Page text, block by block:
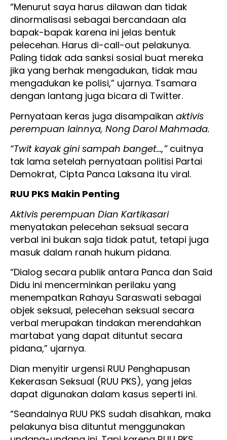
“Menurut saya harus dilawan dan tidak
dinormalisasi sebagai bercandaan ala
bapak-bapak karena ini jelas bentuk
pelecehan. Harus di-call-out pelakunya.
Paling tidak ada sanksi sosial buat mereka
jika yang berhak mengadukan, tidak mau
mengadukan ke polisi,” ujarnya. Tsamara
dengan lantang juga bicara di Twitter.
Pernyataan keras juga disampaikan aktivis
perempuan lainnya, Nong Darol Mahmada.
“Twit kayak gini sampah banget…,” cuitnya
tak lama setelah pernyataan politisi Partai
Demokrat, Cipta Panca Laksana itu viral.
RUU PKS Makin Penting
Aktivis perempuan Dian Kartikasari
menyatakan pelecehan seksual secara
verbal ini bukan saja tidak patut, tetapi juga
masuk dalam ranah hukum pidana.
“Dialog secara publik antara Panca dan Said
Didu ini mencerminkan perilaku yang
menempatkan Rahayu Saraswati sebagai
objek seksual, pelecehan seksual secara
verbal merupakan tindakan merendahkan
martabat yang dapat dituntut secara
pidana,” ujarnya.
Dian menyitir urgensi RUU Penghapusan
Kekerasan Seksual (RUU PKS), yang jelas
dapat digunakan dalam kasus seperti ini.
“Seandainya RUU PKS sudah disahkan, maka
pelakunya bisa dituntut menggunakan